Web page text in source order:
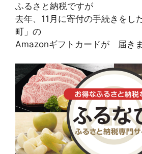
ふるさと納税ですが
去年、11月に寄付の手続きをし
町」の
Amazonギフトカードが 届きま